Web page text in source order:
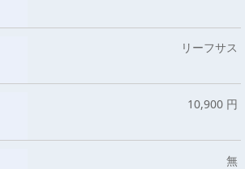
リーフサス
10,900 円
無